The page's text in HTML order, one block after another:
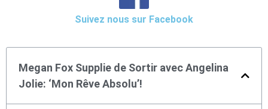
Suivez nous sur Facebook
Megan Fox Supplie de Sortir avec Angelina
Jolie: ‘Mon Rêve Absolu’!